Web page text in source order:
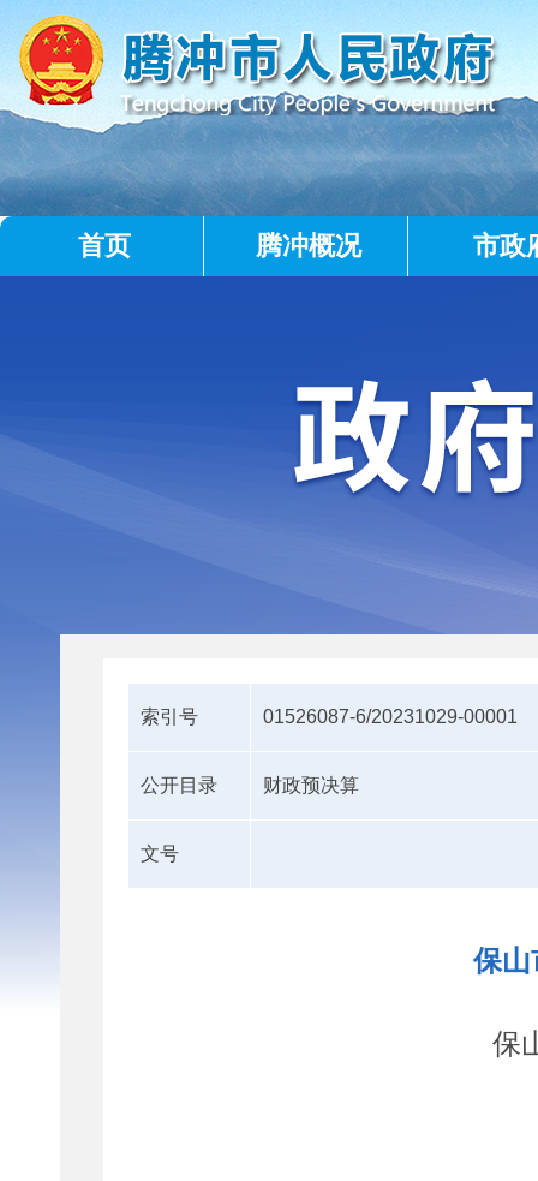
首页 腾冲概况 市政
索引号 01526087-6/20231029-00001
公开目录 财政预决算
文号
保山
保